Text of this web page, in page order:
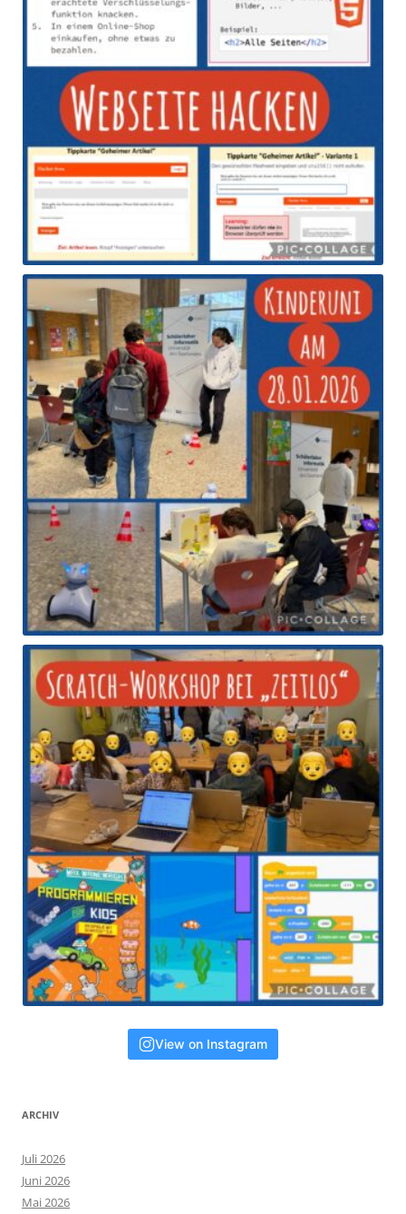
View on Instagram
ARCHIV
Juli 2026
Juni 2026
Mai 2026